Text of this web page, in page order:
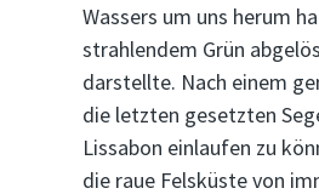
Wassers um uns herum
strahlendem Grün
darstellte. Nach einem
die letzten gesetzten
Lissabon einlaufen zu
die raue Felsküste von